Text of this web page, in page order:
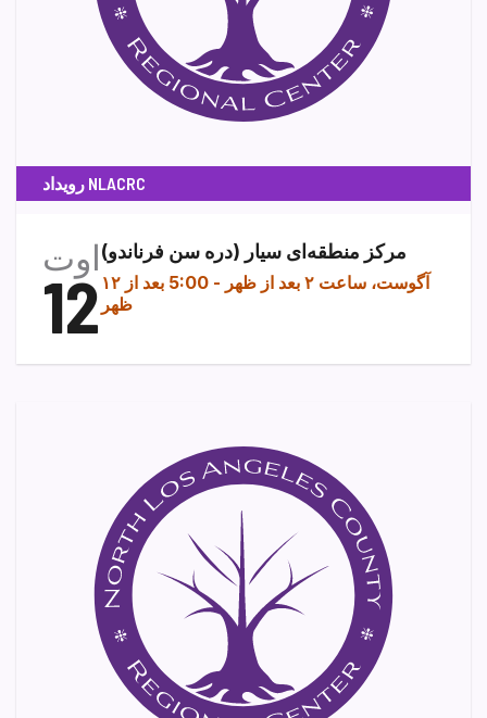
رویداد NLACRC
اوت
12
مرکز منطقه‌ای سیار (دره سن فرناندو)
۱۲ آگوست، ساعت ۲ بعد از ظهر -
5:00 بعد از
ظهر